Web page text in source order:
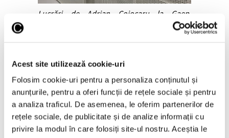
Acest site utilizează cookie-uri
Folosim cookie-uri pentru a personaliza conținutul și
anunțurile, pentru a oferi funcții de rețele sociale și pentru
a analiza traficul. De asemenea, le oferim partenerilor de
rețele sociale, de publicitate și de analize informații cu
privire la modul în care folosiți site-ul nostru. Aceștia le
Lucrări de Adrian Cojocaru la Gaep,
viitorul apropiat?
Adrian Cojocaru:Sunt încântat de
rezultatul acestui proiect și vreau să îl
explorez în continuare, din punct de vedere
vizual și discursiv. Planurile pentru viitorul
apropiat sunt să lucrez cât mai mult în
atelier și să experimentez cu dialogul dintre